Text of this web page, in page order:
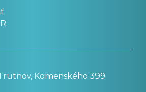
Komenského 399